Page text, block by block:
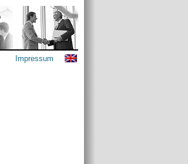
Impressum